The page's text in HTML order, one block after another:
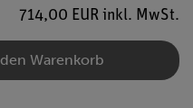
714,00 EUR inkl. MwSt.
Warenkorb